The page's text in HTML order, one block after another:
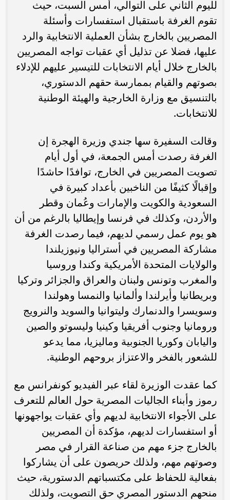
لليوم الثاني على التوالي، أمس السبت، حيث
تقوم الغرفة باستقبال استفسارات وأسئلة
المصريين بالخارج بشأن العملية الانتخابية والرد
عليها، فضلا عن تذليل أي عقبات تواجه المصريين
بالخارج خلال أيام الانتخابات للتيسير عليهم للإدلاء
بصوتهم والقيام بممارسة حقهم الدستوري،
بالتنسيق مع وزارة الخارجية والهيئة الوطنية
للانتخابات.
وقالت السفيرة سها جندي وزيرة الهجرة إن
الغرفة رصدت أمس الجمعة، في أول أيام
تصويت المصريين في الخارج، توافدًا حاشدًا
وإقبالًا كثيفًا من الناخبين بأعداد كبيرة في
السعودية والكويت والإمارات وعُمان وقطر
والأردن، وكذلك في فرنسا وإيطاليا بالرغم من أن
هو يوم عمل رسمي لديهم، فيما رصدت الغرفة
مشاركة المصريين في أستراليا ونيوزيلندا
والولايات المتحدة الأمريكية وكندا وروسيا
والمغرب وتونس ولبنان والعراق والجزائر وتركيا
وبريطانيا وأيرلندا وألمانيا والنمسا وهولندا
وسويسرا والدنمارك وليتوانيا والسويد والنرويج
ورومانيا وجنوب أفريقيا وكينيا وليسوتو والصين
واليابان وكوريا الجنوبية وماليزيا، مما يدعو
للشعور بالفخر والاعتزاز بروحهم الوطنية.
كما عقدت الوزيرة لقاء عبر الفيديو كونفرانس مع
رموز وأبناء الجاليات المصرية حول العالم للتعرف
على الأجواء الانتخابية لديهم وأي عقبات يواجهونها
أو استفسارات لديهم، مؤكدة أن المصريين
بالخارج جزء مهم من صناعة القرار في مصر
وصوتهم مهم، ولذلك حريصون على أن يشاركوا
بفعالية للحفاظ على مكتسباتهم الدستورية، حيث
منحهم الدستور المصري حق التصويت، ولذلك